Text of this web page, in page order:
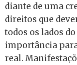
diante de uma
direitos que
todos os lados
importância
real.